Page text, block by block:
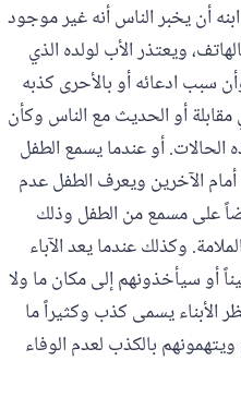
أن يخبر الناس أنه غير موجود
ويعتذر الأب لولده الذي
سبب ادعائه أو بالأحرى كذبه
أو الحديث مع الناس وكأن
أو عندما يسمع الطفل
الآخرين ويعرف الطفل عدم
على مسمع من الطفل وذلك
وكذلك عندما يعد الآباء
أو سيأخذونهم إلى مكان ما ولا
الأبناء يسمى كذب وكثيراً ما
بالكذب لعدم الوفاء